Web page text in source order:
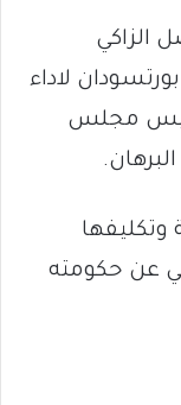
الزاكي
لاداء
مجلس
عن حكومته